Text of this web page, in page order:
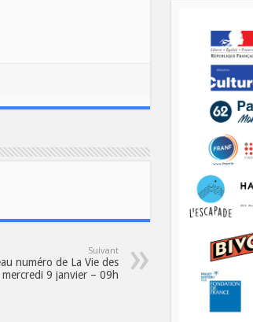
Suivant
numéro de La Vie des
mercredi 9 janvier – 09h